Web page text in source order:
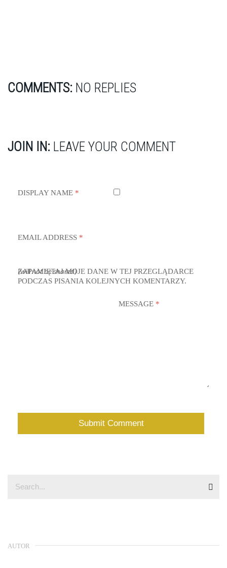
COMMENTS: NO REPLIES
JOIN IN: LEAVE YOUR COMMENT
DISPLAY NAME *
EMAIL ADDRESS *
(will not be shared)
ZAPAMIĘTAJ MOJE DANE W TEJ PRZEGLĄDARCE
PODCZAS PISANIA KOLEJNYCH KOMENTARZY.
MESSAGE *
AUTOR